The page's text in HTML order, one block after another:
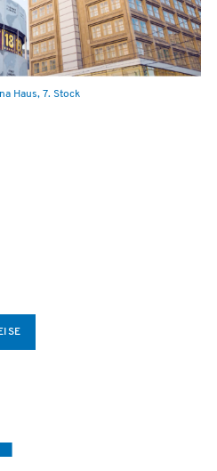
Haus, 7. Stock